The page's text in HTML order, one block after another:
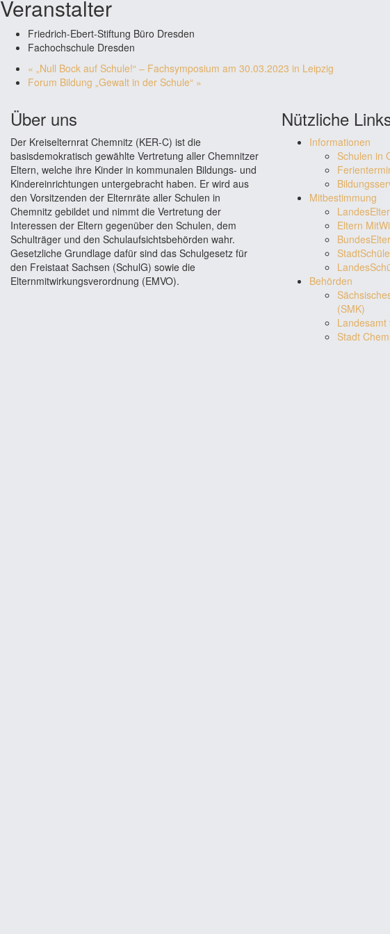
Veranstalter
Friedrich-Ebert-Stiftung Büro Dresden
Fachochschule Dresden
« „Null Bock auf Schule!“ – Fachsymposium am 30.03.2023 in Leipzig
Forum Bildung „Gewalt in der Schule“ »
Über uns
Der Kreiselternrat Chemnitz (KER-C) ist die
basisdemokratisch gewählte Vertretung aller Chemnitzer
Eltern, welche ihre Kinder in kommunalen Bildungs- und
Kindereinrichtungen untergebracht haben. Er wird aus
den Vorsitzenden der Elternräte aller Schulen in
Chemnitz gebildet und nimmt die Vertretung der
Interessen der Eltern gegenüber den Schulen, dem
Schulträger und den Schulaufsichtsbehörden wahr.
Gesetzliche Grundlage dafür sind das Schulgesetz für
den Freistaat Sachsen (SchulG) sowie die
Elternmitwirkungsverordnung (EMVO).
Nützliche
Informationen
Schulen in
Mitbestimmung
Eltern
Behörden
(SMK)
Landesamt
Stadt